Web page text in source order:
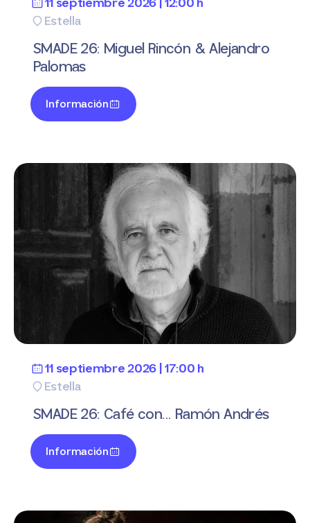
11 septiembre 2026 | 12:00 h
Estella
SMADE 26: Miguel Rincón & Alejandro
Palomas
Información
11 septiembre 2026 | 17:00 h
Estella
SMADE 26: Café con... Ramón Andrés
Información